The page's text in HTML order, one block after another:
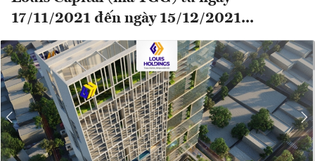
17/11/2021 đến ngày 15/12/2021...